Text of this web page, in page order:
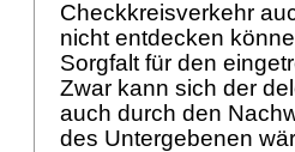
Checkkreisverkehr
nicht entdecken
Sorgfalt für den
Zwar kann sich der
auch durch den
des Untergebenen